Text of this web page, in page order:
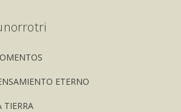
ETERNO
TIERRA